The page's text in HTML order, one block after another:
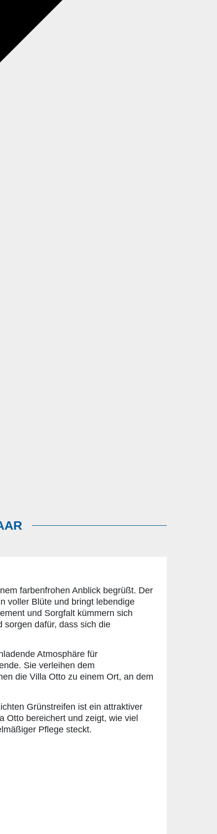
farbenfrohen Anblick begrüßt. Der
voller Blüte und bringt lebendige
und Sorgfalt kümmern sich
sorgen dafür, dass sich die
Atmosphäre für
Sie verleihen dem
die Villa Otto zu einem Ort, an dem
Grünstreifen ist ein attraktiver
Otto bereichert und zeigt, wie viel
Pflege steckt.